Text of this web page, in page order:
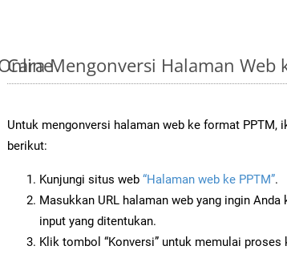
Cara Mengonversi Halaman Web
Untuk mengonversi halaman web ke format PPTM,
berikut:
Kunjungi situs web “Halaman web ke PPTM”.
Masukkan URL halaman web yang ingin
input yang ditentukan.
Klik tombol “Konversi” untuk memulai proses